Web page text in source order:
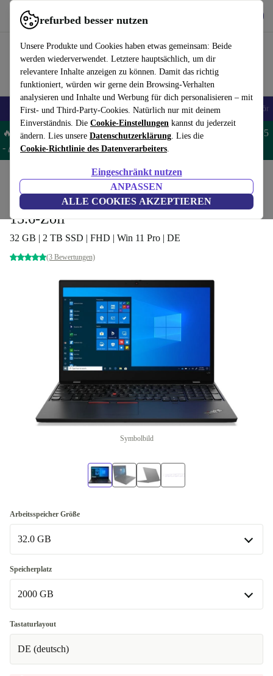
refurbed besser nutzen
Unsere Produkte und Cookies haben etwas gemeinsam: Beide
werden wiederverwendet. Letztere hauptsächlich, um dir
relevantere Inhalte anzeigen zu können. Damit das richtig
funktioniert, würden wir gerne dein Browsing-Verhalten
analysieren und Inhalte und Werbung für dich personalisieren – mit
First- und Third-Party-Cookies. Natürlich nur mit deinem
Einverständnis. Die Cookie-Einstellungen kannst du jederzeit
ändern. Lies unsere Datenschutzerklärung. Lies die
Cookie-Richtlinie des Datenverarbeiters.
Eingeschränkt nutzen
ANPASSEN
ALLE COOKIES AKZEPTIEREN
refurbed schnell und einfach nutzen
🎒 Back to school Handys Laptops Tablets Smartwatches Zubehör
🔥 Spare 5% EXTRA auf MacBooks und iPads – Code: MACPAD5
- AGB
Laptops Lenovo Laptops
Lenovo ThinkPad L15 G1 | i3-10110U |
15.6-Zoll
32 GB | 2 TB SSD | FHD | Win 11 Pro | DE
(3 Bewertungen)
Symbolbild
Arbeitsspeicher Größe
32.0 GB
32.0 GB
In anderen Kombinationen verfügbar
8.0 GB
Speicherplatz
2000 GB
256 GB
512 GB
Tastaturlayout
DE (deutsch)